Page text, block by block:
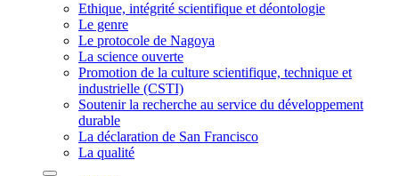
Ethique, intégrité scientifique et déontologie
Le genre
Le protocole de Nagoya
La science ouverte
Promotion de la culture scientifique, technique et
industrielle (CSTI)
Soutenir la recherche au service du développement
durable
La déclaration de San Francisco
La qualité